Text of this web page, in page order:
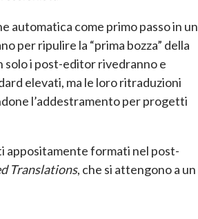
automatica come primo passo in un
per ripulire la “prima bozza” della
solo i post-editor rivedranno e
elevati, ma le loro ritraduzioni
l’addestramento per progetti
appositamente formati nel post-
Translations, che si attengono a un